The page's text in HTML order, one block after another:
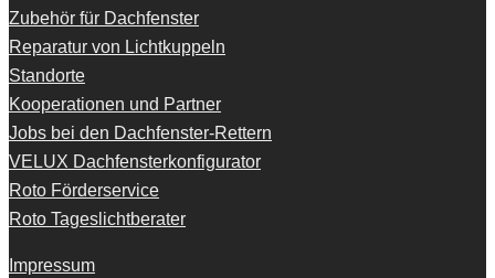
Zubehör für Dachfenster
Reparatur von Lichtkuppeln
Standorte
Kooperationen und Partner
Jobs bei den Dachfenster-Rettern
VELUX Dachfensterkonfigurator
Roto Förderservice
Roto Tageslichtberater
Impressum